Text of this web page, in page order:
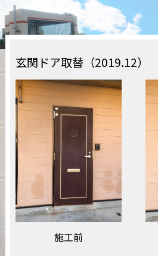
玄関ドア取替（2019.12）
施工前